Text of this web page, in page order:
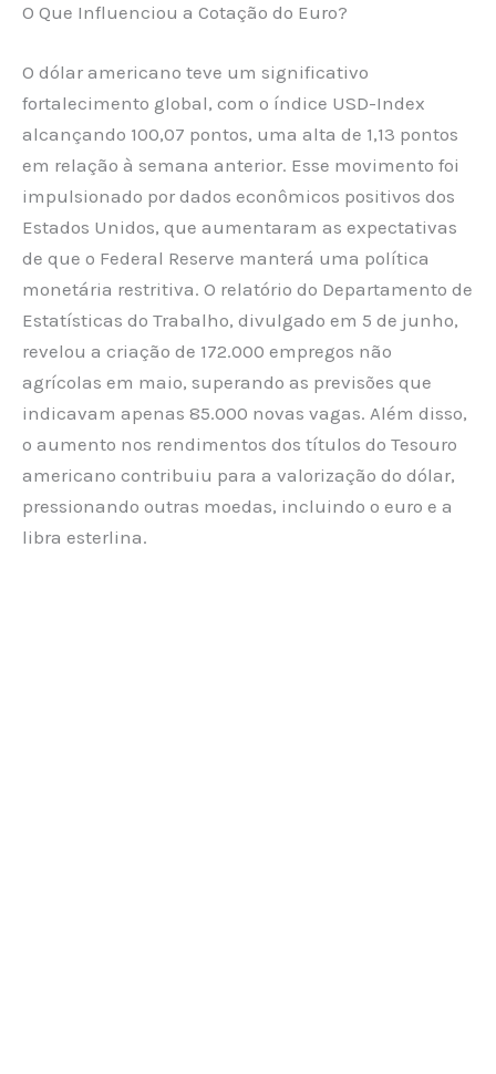
O Que Influenciou a Cotação do Euro?
O dólar americano teve um significativo
fortalecimento global, com o índice USD-Index
alcançando 100,07 pontos, uma alta de 1,13 pontos
em relação à semana anterior. Esse movimento foi
impulsionado por dados econômicos positivos dos
Estados Unidos, que aumentaram as expectativas
de que o Federal Reserve manterá uma política
monetária restritiva. O relatório do Departamento de
Estatísticas do Trabalho, divulgado em 5 de junho,
revelou a criação de 172.000 empregos não
agrícolas em maio, superando as previsões que
indicavam apenas 85.000 novas vagas. Além disso,
o aumento nos rendimentos dos títulos do Tesouro
americano contribuiu para a valorização do dólar,
pressionando outras moedas, incluindo o euro e a
libra esterlina.